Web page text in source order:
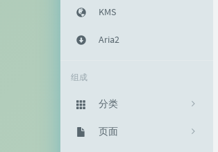
KMS
Aria2
组成
分类
333
主机教程
页面